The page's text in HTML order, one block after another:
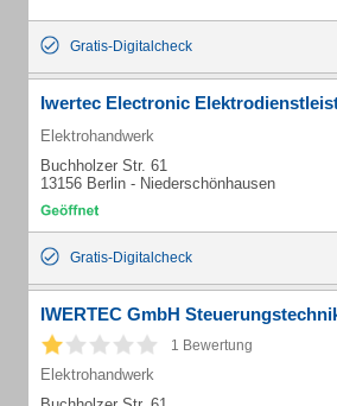
Gratis-Digitalcheck
Iwertec Electronic
Elektrohandwerk
Buchholzer Str. 61
13156 Berlin - Niederschönhausen
Gratis-Digitalcheck
IWERTEC GmbH
1 Bewertung
Elektrohandwerk